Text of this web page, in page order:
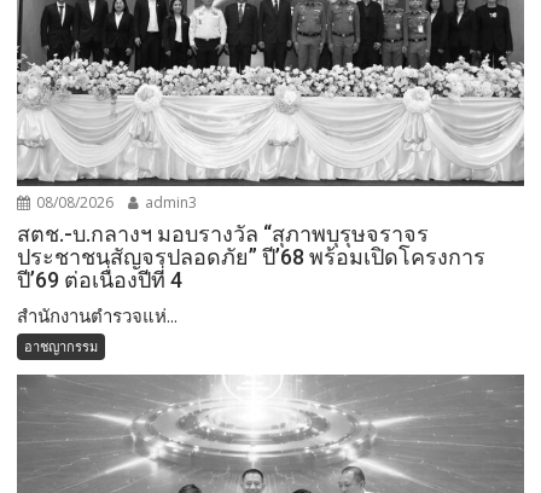
08/08/2026 admin3
สตช.-บ.กลางฯ มอบรางวัล “สุภาพบุรุษจราจร
ประชาชนสัญจรปลอดภัย” ปี’68 พร้อมเปิดโครงการ
ปี’69 ต่อเนื่องปีที่ 4
สำนักงานตำรวจแห่...
อาชญากรรม